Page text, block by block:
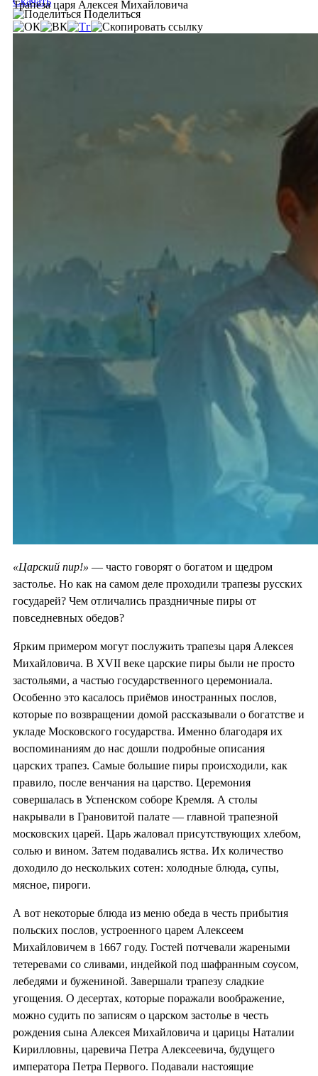
Трапеза царя Алексея Михайловича
Поделиться
«Царский пир!» — часто говорят о богатом и щедром
застолье. Но как на самом деле проходили трапезы русских
государей? Чем отличались праздничные пиры от
повседневных обедов?
Ярким примером могут послужить трапезы царя Алексея
Михайловича. В XVII веке царские пиры были не просто
застольями, а частью государственного церемониала.
Особенно это касалось приёмов иностранных послов,
которые по возвращении домой рассказывали о богатстве и
укладе Московского государства. Именно благодаря их
воспоминаниям до нас дошли подробные описания
царских трапез. Самые большие пиры происходили, как
правило, после венчания на царство. Церемония
совершалась в Успенском соборе Кремля. А столы
накрывали в Грановитой палате — главной трапезной
московских царей. Царь жаловал присутствующих хлебом,
солью и вином. Затем подавались яства. Их количество
доходило до нескольких сотен: холодные блюда, супы,
мясное, пироги.
А вот некоторые блюда из меню обеда в честь прибытия
польских послов, устроенного царем Алексеем
Михайловичем в 1667 году. Гостей потчевали жареными
тетеревами со сливами, индейкой под шафранным соусом,
лебедями и бужениной. Завершали трапезу сладкие
угощения. О десертах, которые поражали воображение,
можно судить по записям о царском застолье в честь
рождения сына Алексея Михайловича и царицы Наталии
Кирилловны, царевича Петра Алексеевича, будущего
императора Петра Первого. Подавали настоящие